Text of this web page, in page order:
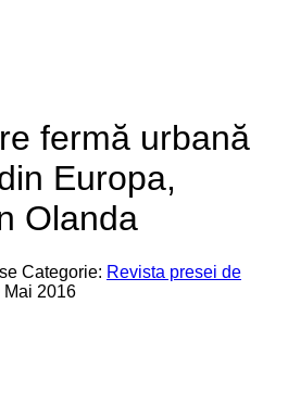
fermă urbană
Europa,
Olanda
Categorie: Revista presei de
Mai 2016